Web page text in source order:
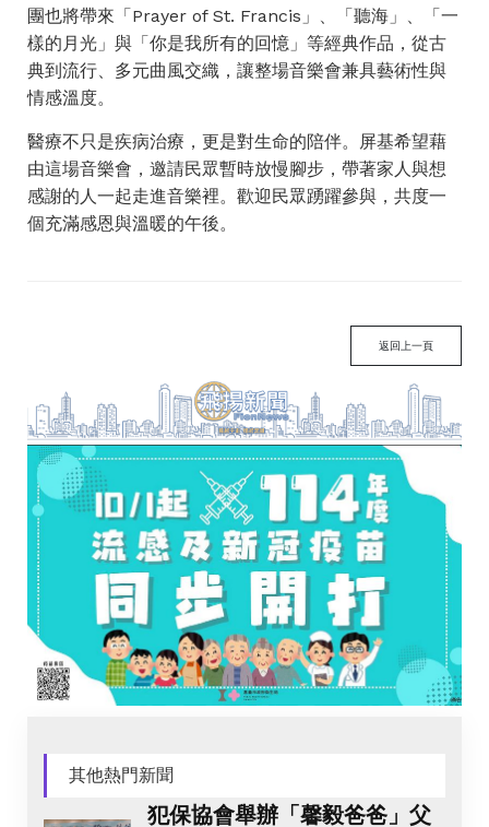
團也將帶來「Prayer of St. Francis」、「聽海」、「一
樣的月光」與「你是我所有的回憶」等經典作品，從古
典到流行、多元曲風交織，讓整場音樂會兼具藝術性與
情感溫度。
醫療不只是疾病治療，更是對生命的陪伴。屏基希望藉
由這場音樂會，邀請民眾暫時放慢腳步，帶著家人與想
感謝的人一起走進音樂裡。歡迎民眾踴躍參與，共度一
個充滿感恩與溫暖的午後。
返回上一頁
其他熱門新聞
犯保協會舉辦「馨毅爸爸」父